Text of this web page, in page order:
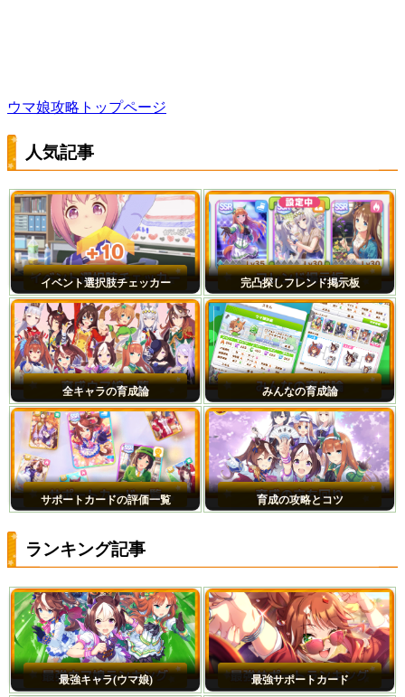
ウマ娘攻略トップページ
人気記事
イベント選択肢チェッカー 完凸探しフレンド掲示板
全キャラの育成論 みんなの育成論
サポートカードの評価一覧 育成の攻略とコツ
ランキング記事
最強キャラ(ウマ娘) 最強サポートカード